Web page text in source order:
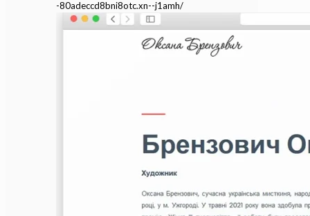
-80adeccd8bni8otc.xn--j1amh/